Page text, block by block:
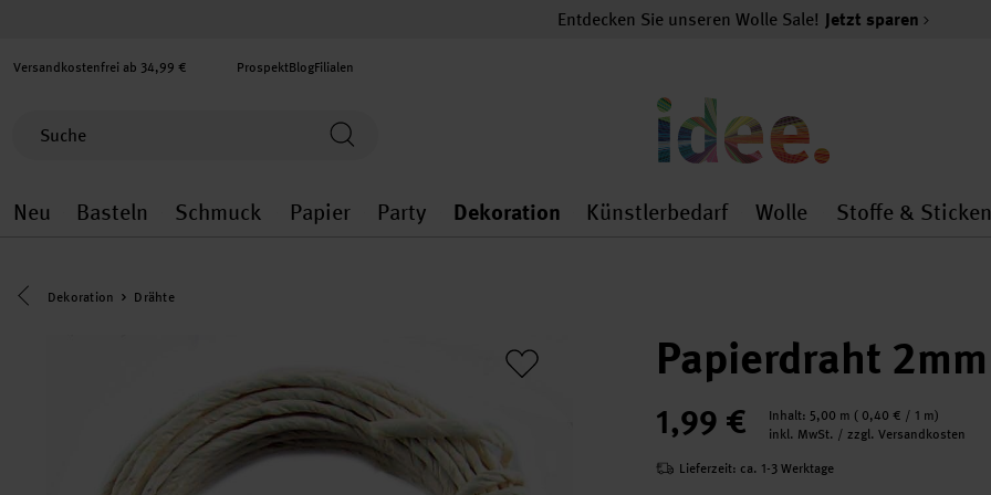
Entdecken Sie unseren Wolle Sale! Jetzt sparen
Versandkostenfrei ab 34,99 € ProspektBlogFilialen
Neu
Neu general.openMenu
Basteln
Basteln general.openMenu
Schmuck
Schmuck general.openMenu
Papier
Papier general.openMenu
Party
Party general.openMenu
Dekoration
Dekoration general.openMenu
Künstlerbedarf
Künstlerbedarf
Wolle
Wolle
Stoffe & Sticken
Eine Kategorie zurück navigieren
Dekoration Drähte
Papierdraht
1,99 € Inhalt: 5,00 m ( 0,40 € / 1 m)
inkl. MwSt. / zzgl. Versandkosten
Lieferzeit: ca. 1-3 Werktage